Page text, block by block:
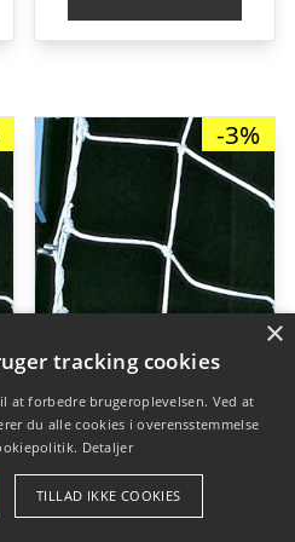
kr. 1.497,00.
kr. 1.397,00.
-3%
×
tracking cookies
at forbedre brugeroplevelsen. Ved at
du alle cookies i overensstemmelse
Detaljer
TILLAD IKKE COOKIES